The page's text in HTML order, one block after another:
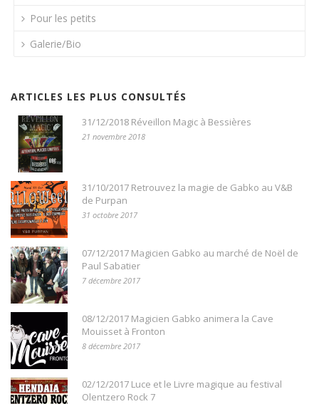
Pour les petits
Galerie/Bio
ARTICLES LES PLUS CONSULTÉS
31/12/2018 Réveillon Magic à Bessières
21 novembre 2018
31/10/2017 Retrouvez la magie de Gabko au V&B
de Purpan
31 octobre 2017
07/12/2017 Magicien Gabko au marché de Noël de
Paul Sabatier
7 décembre 2017
08/12/2017 Magicien Gabko animera la Cave
Mouisset à Fronton
8 décembre 2017
02/12/2017 Luce et le Livre magique au festival
Olentzero Rock 7